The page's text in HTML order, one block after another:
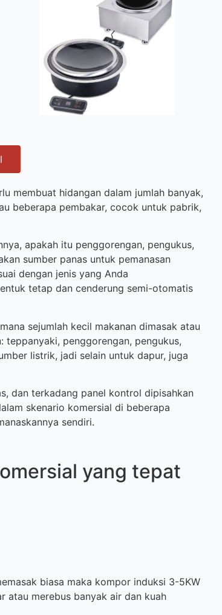
membuat hidangan dalam jumlah banyak,
beberapa pembakar, cocok untuk pabrik,
apakah itu penggorengan, pengukus,
sumber panas untuk pemanasan
dengan jenis yang Anda
tetap dan cenderung semi-otomatis
sejumlah kecil makanan dimasak atau
penggorengan, pengukus,
listrik, jadi selain untuk dapur, juga
dan terkadang panel kontrol dipisahkan
skenario komersial di beberapa
sendiri.
yang tepat
biasa maka kompor induksi 3-5KW
atau merebus banyak air dan kuah